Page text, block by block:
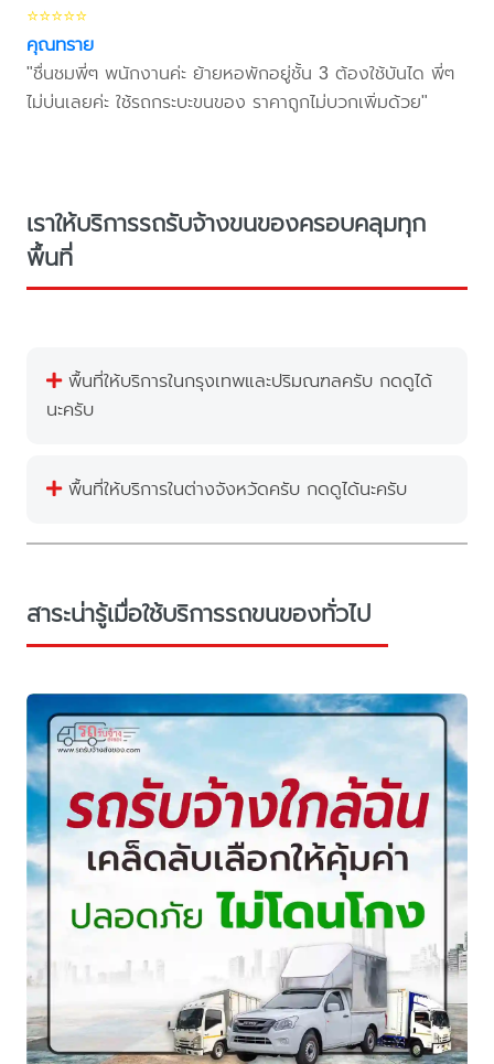
⭐⭐⭐⭐⭐
คุณทราย
"ชื่นชมพี่ๆ พนักงานค่ะ ย้ายหอพักอยู่ชั้น 3 ต้องใช้บันได พี่ๆ
ไม่บ่นเลยค่ะ ใช้รถกระบะขนของ ราคาถูกไม่บวกเพิ่มด้วย"
เราให้บริการรถรับจ้างขนของครอบคลุมทุก
พื้นที่
พื้นที่ให้บริการในกรุงเทพและปริมณฑลครับ กดดูได้
นะครับ
พื้นที่ให้บริการในต่างจังหวัดครับ กดดูได้นะครับ
สาระน่ารู้เมื่อใช้บริการรถขนของทั่วไป